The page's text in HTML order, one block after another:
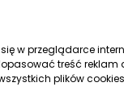
w przeglądarce
treść
plików